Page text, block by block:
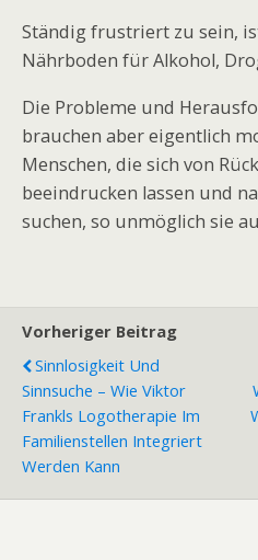
Ständig frustriert zu sein,
Nährboden für Alkohol,
Die Probleme und
brauchen aber eigentlich
Menschen, die sich von
beeindrucken lassen und
suchen, so unmöglich sie
Vorheriger Beitrag
Sinnlosigkeit Und
Sinnsuche – Wie Viktor
Frankls Logotherapie Im
Familienstellen Integriert
Werden Kann